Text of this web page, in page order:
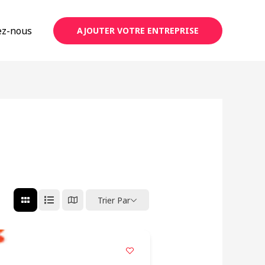
nous AJOUTER VOTRE ENTREPRISE
Trier Par